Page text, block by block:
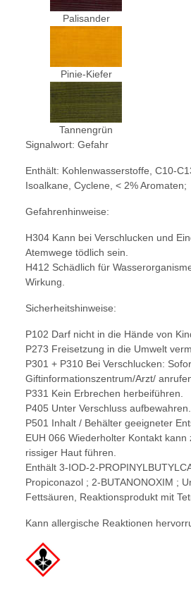
Palisander
Pinie-Kiefer
Tannengrün
Signalwort: Gefahr
Enthält: Kohlenwasserstoffe, C10-
Isoalkane, Cyclene, < 2% Aromaten;
Gefahrenhinweise:
H304 Kann bei Verschlucken und
Atemwege tödlich sein.
H412 Schädlich für
Wirkung.
Sicherheitshinweise:
P102 Darf nicht in die Hände von
P273 Freisetzung in die Umwelt
P301 + P310 Bei Verschlucken:
Giftinformationszentrum/Arzt/
P331 Kein Erbrechen herbeiführen.
P405 Unter Verschluss aufbewahren.
P501 Inhalt / Behälter geeigneter
EUH 066 Wiederholter Kontakt
rissiger Haut führen.
Enthält 3-IOD-2-
Propiconazol ; 2-BUTANONOXIM ;
Fettsäuren, Reaktionsprodukt mit
Kann allergische Reaktionen